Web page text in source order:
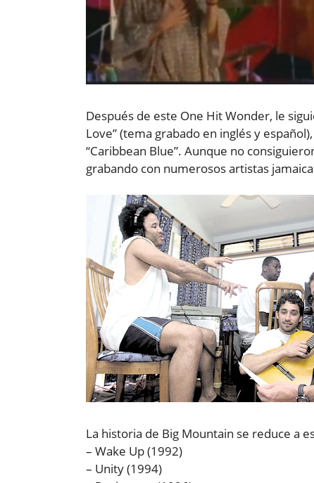
Después de este One Hit Wonder, le
Love” (tema grabado en inglés y
“Caribbean Blue”. Aunque no
grabando con numerosos artistas
La historia de Big Mountain se reduce a
– Wake Up (1992)
– Unity (1994)